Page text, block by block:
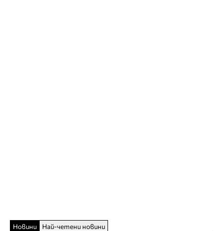
Новини Най-четени новини